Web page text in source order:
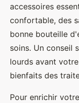
accessoires
confortable, des
bonne bouteille
soins. Un conseil
lourds avant
bienfaits des
Pour enrichir